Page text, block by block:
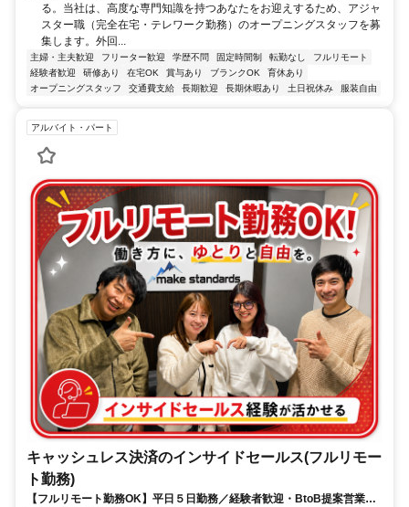
る。当社は、高度な専門知識を持つあなたをお迎えするため、アジャ
スター職（完全在宅・テレワーク勤務）のオープニングスタッフを募
集します。外回...
主婦・主夫歓迎 フリーター歓迎 学歴不問 固定時間制 転勤なし
フルリモート
経験者歓迎
研修あり 在宅OK 賞与あり ブランクOK
育休あり
オープニングスタッフ
交通費支給 長期歓迎 長期休暇あり 土日祝休み 服装自由
アルバイト・パート
キャッシュレス決済のインサイドセールス(フルリモー
ト勤務)
【フルリモート勤務OK】平日５日勤務／経験者歓迎・BtoB提案営業で